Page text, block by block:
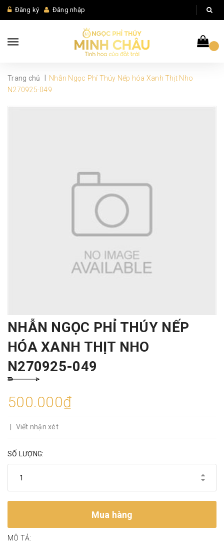
Đăng ký Đăng nhập
Trang chủ
Nhẫn Ngọc Phỉ Thúy Nếp hóa Xanh Thịt Nho
N270925-049
NHẪN NGỌC PHỈ THÚY NẾP
HÓA XANH THỊT NHO
N270925-049
500.000₫
Viết nhận xét
SỐ LƯỢNG:
Mua hàng
MÔ TẢ: